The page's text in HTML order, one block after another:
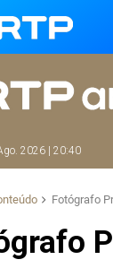
2026 | 20:40
Fotógrafo